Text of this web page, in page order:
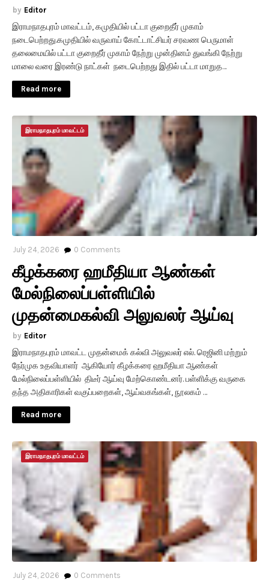
Editor
இராமநாதபுரம் மாவட்டம், கமுதியில் பட்டா குறைதீர் முகாம்
நடைபெற்றது.கமுதியில் வருவாய் கோட்டாட்சியர் சரவண பெருமாள்
தலைமையில் பட்டா குறைதீர் முகாம் நேற்று முன்தினம் துவங்கி நேற்று
மாலை வரை இரண்டு நாட்கள் நடைபெற்றது இதில் பட்டா மாறுத…
Read more
இராமநாதபுரம் மாவட்டம்
July 24, 2026 0 Comments
கீழக்கரை ஹமீதியா ஆண்கள்
மேல்நிலைப்பள்ளியில்
முதன்மைகல்வி அலுவலர் ஆய்வு
Editor
இராமநாதபுரம் மாவட்ட முதன்மைக் கல்வி அலுவலர் எல். ரெஜினி மற்றும்
நேர்முக உதவியாளர் ஆகியோர் கீழக்கரை ஹமீதியா ஆண்கள்
மேல்நிலைப்பள்ளியில் திடீர் ஆய்வு மேற்கொண்டனர். பள்ளிக்கு வருகை
தந்த அதிகாரிகள் வகுப்பறைகள், ஆய்வகங்கள், நூலகம் …
Read more
இராமநாதபுரம் மாவட்டம்
July 24, 2026 0 Comments